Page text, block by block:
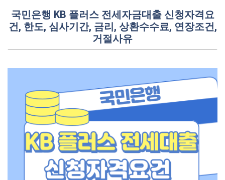
국민은행 KB 플러스 전세자금대출 신청자격요
건, 한도, 심사기간, 금리, 상환수수료, 연장조건,
거절사유